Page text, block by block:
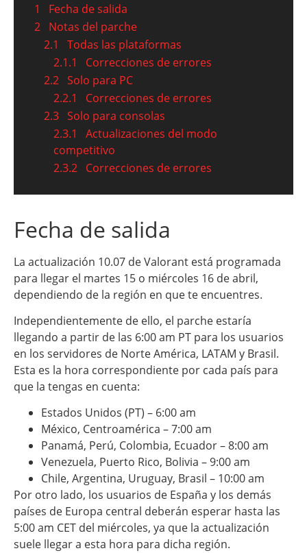
1
Fecha de salida
2 Notas del parche
2.1
Todas las plataformas
2.1.1
Correcciones de errores
2.2 Solo para PC
2.2.1
Correcciones de errores
2.3 Solo para consolas
2.3.1
Actualizaciones del modo
competitivo
2.3.2 Correcciones de errores
Fecha de salida
La actualización 10.07 de Valorant está programada
para llegar el martes 15 o miércoles 16 de abril,
dependiendo de la región en que te encuentres.
Independientemente de ello, el parche estaría
llegando a partir de las 6:00 am PT para los usuarios
en los servidores de Norte América, LATAM y Brasil.
Esta es la hora correspondiente por cada país para
que la tengas en cuenta:
Estados Unidos (PT) – 6:00 am
México, Centroamérica – 7:00 am
Panamá, Perú, Colombia, Ecuador – 8:00 am
Venezuela, Puerto Rico, Bolivia – 9:00 am
Chile, Argentina, Uruguay, Brasil – 10:00 am
Por otro lado, los usuarios de España y los demás
países de Europa central deberán esperar hasta las
5:00 am CET del miércoles, ya que la actualización
suele llegar a esta hora para dicha región.